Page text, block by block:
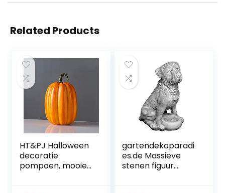
Related Products
HT&PJ Halloween
decoratie
pompoen, mooie
gartendekoparadi
es.de Massieve
stenen figuur